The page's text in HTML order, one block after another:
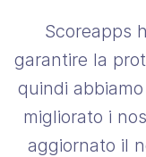
Scoreapps
garantire la
quindi
migliorato i
aggiornato il